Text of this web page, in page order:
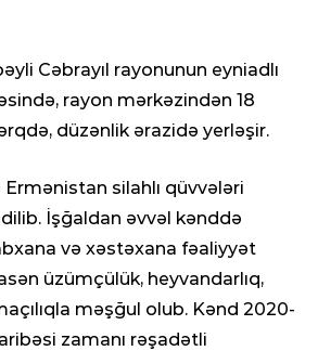
Cəbrayıl rayonunun eyniadlı
rayon mərkəzindən 18
düzənlik ərazidə yerləşir.
Ermənistan silahlı qüvvələri
İşğaldan əvvəl kənddə
və xəstəxana fəaliyyət
üzümçülük, heyvandarlıq,
məşğul olub. Kənd 2020-
zamanı rəşadətli